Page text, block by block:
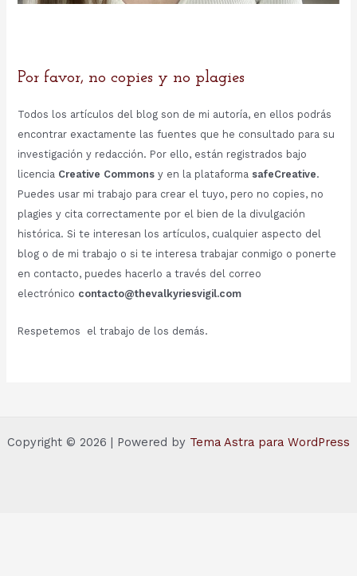
Por favor, no copies y no plagies
Todos los artículos del blog son de mi autoría, en ellos podrás
encontrar exactamente las fuentes que he consultado para su
investigación y redacción. Por ello, están registrados bajo
licencia Creative Commonsy en la plataforma safeCreative.
Puedes usar mi trabajo para crear el tuyo, pero no copies, no
plagies y cita correctamente por el bien de la divulgación
histórica. Si te interesan los artículos, cualquier aspecto del
blog o de mi trabajo o si te interesa trabajar conmigo o ponerte
en contacto, puedes hacerlo a través del correo
electrónico contacto@thevalkyriesvigil.com
Respetemos el trabajo de los demás.
Copyright © 2026 | Powered by Tema Astra para WordPress